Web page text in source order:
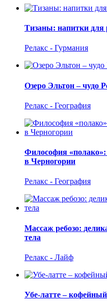
Тизаны: напитки для
Релакс - Гурмания
Озеро Эльтон – чудо
Релакс - География
Философия «полако»:
в Черногории
Релакс - География
Массаж ребозо:
тела
Релакс - Лайф
Убе-латте –